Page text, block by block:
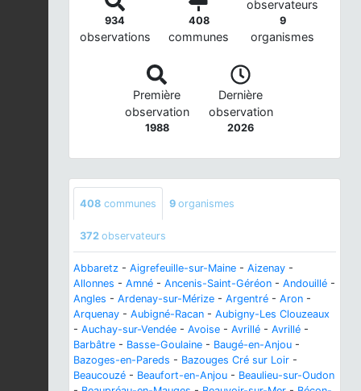
934
observations
408
communes
observateurs
9
organismes
Première
observation
1988
Dernière
observation
2026
408 communes 9 organismes
372 observateurs
Abbaretz - Aigrefeuille-sur-Maine - Aizenay -
Allonnes - Amné - Ancenis-Saint-Géréon - Andouillé -
Angles - Ardenay-sur-Mérize - Argentré - Aron -
Arquenay - Aubigné-Racan - Aubigny-Les Clouzeaux
- Auchay-sur-Vendée - Avoise - Avrillé - Avrillé -
Barbâtre - Basse-Goulaine - Baugé-en-Anjou -
Bazoges-en-Pareds - Bazouges Cré sur Loir -
Beaucouzé - Beaufort-en-Anjou - Beaulieu-sur-Oudon